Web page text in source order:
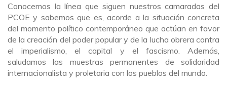
Conocemos la línea que siguen nuestros camaradas del
PCOE y sabemos que es, acorde a la situación concreta
del momento político contemporáneo que actúan en favor
de la creación del poder popular y de la lucha obrera contra
el imperialismo, el capital y el fascismo. Además,
saludamos las muestras permanentes de solidaridad
internacionalista y proletaria con los pueblos del mundo.